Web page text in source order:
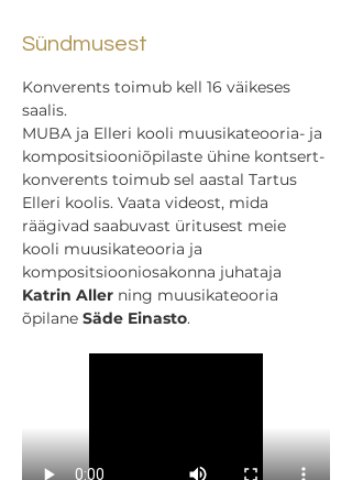
Sündmusest
Konverents toimub kell 16 väikeses
saalis.
MUBA ja Elleri kooli muusikateooria- ja
kompositsiooniõpilaste ühine kontsert-
konverents toimub sel aastal Tartus
Elleri koolis. Vaata videost, mida
räägivad saabuvast üritusest meie
kooli muusikateooria ja
kompositsiooniosakonna juhataja
Katrin Aller ning muusikateooria
õpilane Säde Einasto.